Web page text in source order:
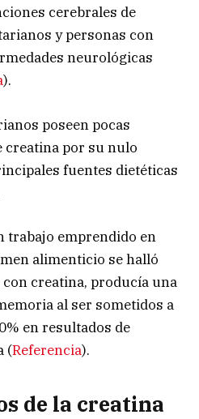
cerebrales de
y personas con
neurológicas
).
poseen pocas
creatina por su nulo
fuentes dietéticas
trabajo emprendido en
alimenticio se halló
creatina, producía una
al ser sometidos a
en resultados de
(Referencia).
de la creatina